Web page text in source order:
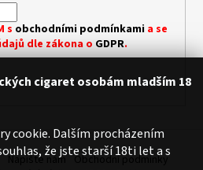
cigaret osobám mladším 18
cookie. Dalším procházením
že jste starší 18ti let a s
P
R
V
K
Y
Ý
P
I
s obchodními podmínkamia se
dle zákona o GDPR.
Napište nám Obchodní podmínky